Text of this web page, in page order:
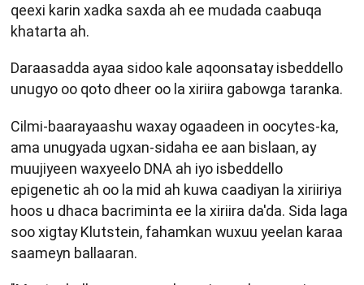
qeexi karin xadka saxda ah ee mudada caabuqa
khatarta ah.
Daraasadda ayaa sidoo kale aqoonsatay isbeddello
unugyo oo qoto dheer oo la xiriira gabowga taranka.
Cilmi-baarayaashu waxay ogaadeen in oocytes-ka,
ama unugyada ugxan-sidaha ee aan bislaan, ay
muujiyeen waxyeelo DNA ah iyo isbeddello
epigenetic ah oo la mid ah kuwa caadiyan la xiriiriya
hoos u dhaca bacriminta ee la xiriira da'da. Sida laga
soo xigtay Klutstein, fahamkan wuxuu yeelan karaa
saameyn ballaaran.